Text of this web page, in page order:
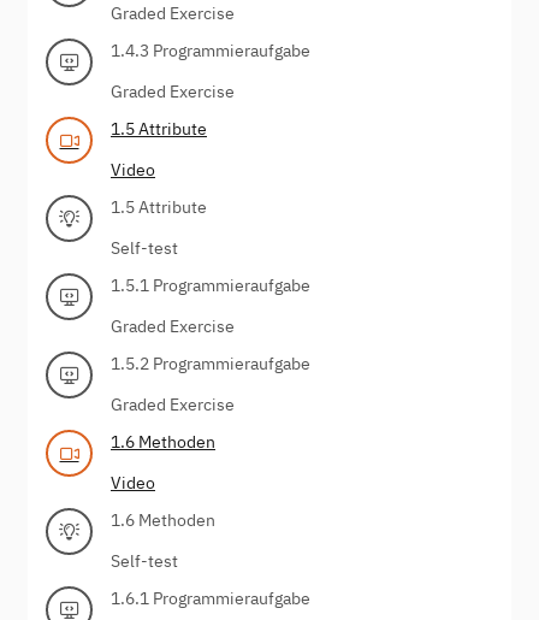
Graded Exercise
1.4.3 Programmieraufgabe
Graded Exercise
1.5 Attribute
Video
1.5 Attribute
Self-test
1.5.1 Programmieraufgabe
Graded Exercise
1.5.2 Programmieraufgabe
Graded Exercise
1.6 Methoden
Video
1.6 Methoden
Self-test
1.6.1 Programmieraufgabe